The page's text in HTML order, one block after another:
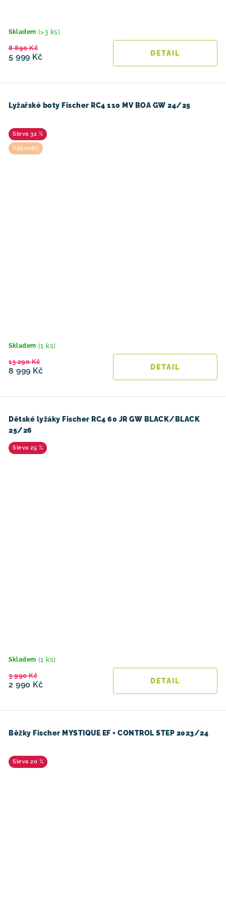
Skladem (>3 ks)
5 999 Kč
8 890 Kč
Lyžařské boty Fischer RC4 110 MV BOA GW 24/25
32 %
Výprodej
Skladem (1 ks)
8 999 Kč
13 290 Kč
Dětské lyžáky Fischer RC4 60 JR GW BLACK/BLACK
25/26
25 %
Skladem (1 ks)
2 990 Kč
3 990 Kč
Běžky Fischer MYSTIQUE EF + CONTROL STEP 2023/24
20 %